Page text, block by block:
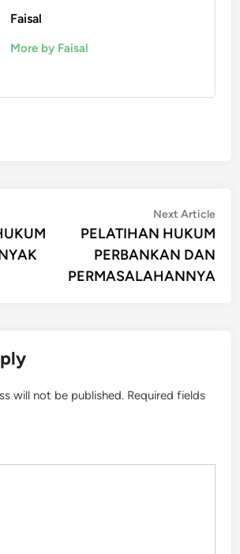
Faisal
More by Faisal
Next Article
PELATIHAN HUKUM
PERBANKAN DAN
PERMASALAHANNYA
will not be published. Required fields